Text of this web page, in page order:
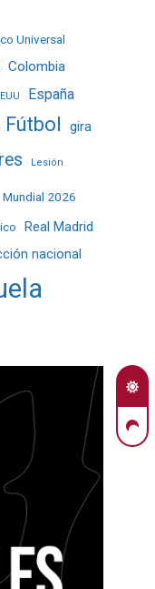
Universal
Colombia
España
Fútbol gira
Lesión
Mundial 2026
Real Madrid
nacional